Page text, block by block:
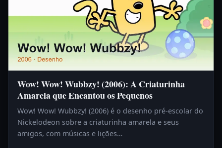
Wow! Wow! Wubbzy! (2006): A Criaturinha
Amarela que Encantou os Pequenos
Wow! Wow! Wubbzy! (2006) é o desenho pré-escolar do
Nickelodeon sobre a criaturinha amarela e seus
amigos, com músicas e lições…